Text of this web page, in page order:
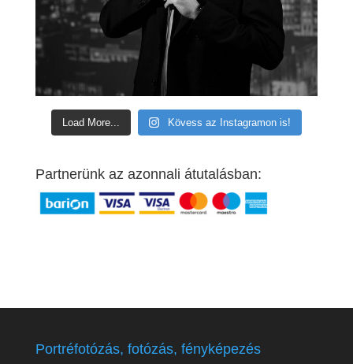
Load More... Kövess az Instagramon is!
Partnerünk az azonnali átutalásban:
Portréfotózás, fotózás, fényképezés